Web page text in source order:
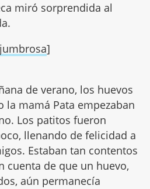
miró sorprendida al
]
de verano, los huevos
la mamá Pata empezaban
Los patitos fueron
llenando de felicidad a
Estaban tan contentos
cuenta de que un huevo,
aún permanecía